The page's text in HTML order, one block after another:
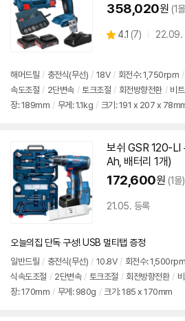
358,020원 (1
별
4.1 (상
뷰
7) 22.09.
해머드릴 / 충전식(무선) / 18V / 회전수: 1,750rpm /
속도조절 / 2단변속 / 토크조절 / 회전방향전환 / 비
장: 189mm / 무게: 1.1kg / 크기: 191 x 207 x
보쉬 GSR 120-LI
Ah, 배터리 1개)
172,600원 (1몰)
21.05. 등록
오늘의집 단독 구성! USB 멀티탭 증정
일반드릴 / 충전식(무선) / 10.8V / 회전수: 1,500rpm
식속도조절 / 2단변속 / 토크조절 / 회전방향전환 /
장: 170mm / 무게: 980g / 크기: 185 x 170mm